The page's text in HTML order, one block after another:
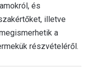
és
illetve
a
részvételéről.